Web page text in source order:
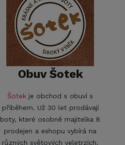
Obuv Šotek
Šotek je obchod s obuví s
příběhem. Už 30 let prodávají
boty, které osobně majitelka 8
prodejen a eshopu vybírá na
různých světových veletrzích.